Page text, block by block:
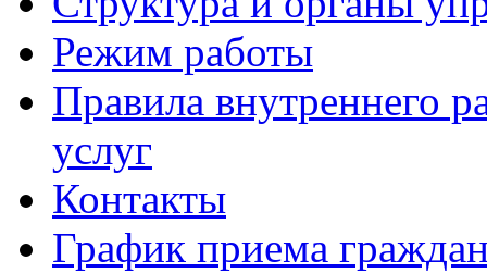
Режим работы
Правила внутреннего
услуг
Контакты
График приема